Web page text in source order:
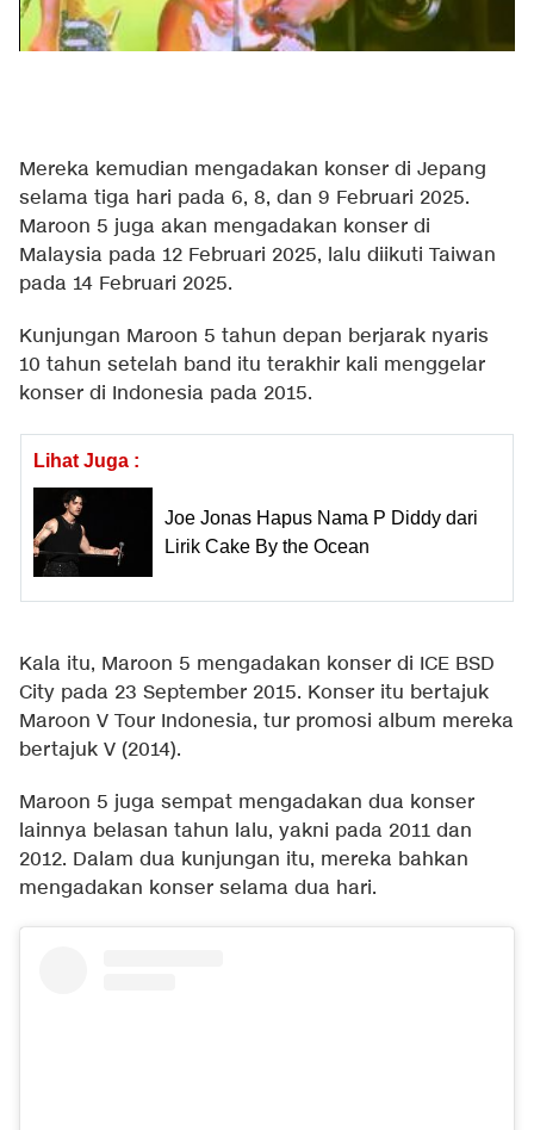
Mereka kemudian mengadakan konser di Jepang
selama tiga hari pada 6, 8, dan 9 Februari 2025.
Maroon 5 juga akan mengadakan konser di
Malaysia pada 12 Februari 2025, lalu diikuti Taiwan
pada 14 Februari 2025.
Kunjungan Maroon 5 tahun depan berjarak nyaris
10 tahun setelah band itu terakhir kali menggelar
konser di Indonesia pada 2015.
Lihat Juga :
Joe Jonas Hapus Nama P Diddy dari
Lirik Cake By the Ocean
Kala itu, Maroon 5 mengadakan konser di ICE BSD
City pada 23 September 2015. Konser itu bertajuk
Maroon V Tour Indonesia, tur promosi album mereka
bertajuk V (2014).
Maroon 5 juga sempat mengadakan dua konser
lainnya belasan tahun lalu, yakni pada 2011 dan
2012. Dalam dua kunjungan itu, mereka bahkan
mengadakan konser selama dua hari.